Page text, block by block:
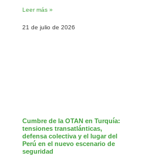
Leer más »
21 de julio de 2026
Cumbre de la OTAN en Turquía:
tensiones transatlánticas,
defensa colectiva y el lugar del
Perú en el nuevo escenario de
seguridad